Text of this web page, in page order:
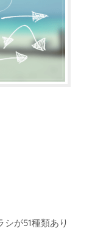
が51種類あり